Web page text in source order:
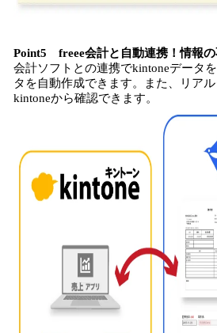
Point5 freee会計と自動連携！情報の
会計ソフトとの連携でkintoneデータ
タを自動作成できます。また、リア
kintoneから確認できます。